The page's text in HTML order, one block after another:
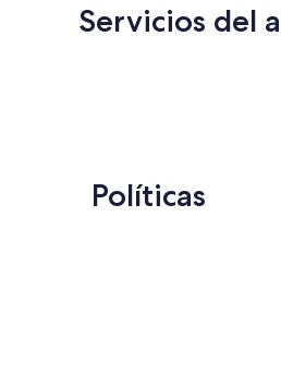
Servicios del
Políticas